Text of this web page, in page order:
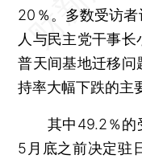
20％。多数受访
人与民主党干事
普天间基地迁移问
持率大幅下跌的主
其中49.2％的
5月底之前决定驻